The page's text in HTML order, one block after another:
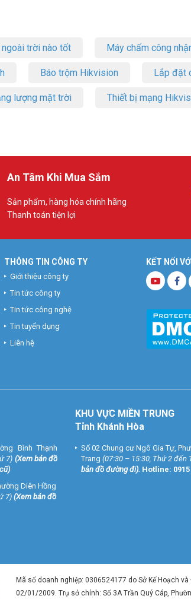
trời nào tốt Máy chấm công
Báo trộm Hikvision Lắp đặt
lượng mặt trời Thiết bị mạng
An Tâm Khi Mua Sắm
Sản phẩm, hàng hóa chính hãng
Thanh toán tiện lợi
KẾT NỐI
THÔNG TIN CÔNG TY
Giới thiệu công ty
Tin tức công ty
Tin tức công nghệ
Tin tuyển dụng
Liên hệ
Bình Thạnh
7) (Xem bản đồ
Diên Hồng
7)(Xem bản đồ
KHU VỰC MIỀN TRUNG
Tỉnh Khánh Hòa
Số 02 Chung cư Ngô Gia Tự,
Trang (07:30 – 15:30, Thứ 2 đến
bản đồ đường đi). Hotline:
Mã số doanh nghiệp: 0306524177 do Sở Kế Hoạch và
02/01/2009. Trụ sở chính: Số 3A Trần Quý Cáp,